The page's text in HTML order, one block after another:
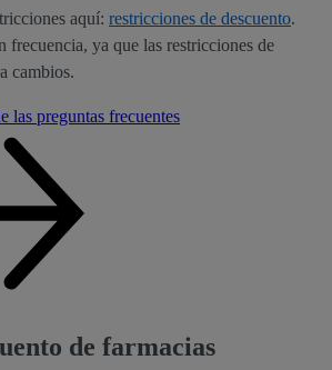
aquí: restricciones de descuento.
frecuencia, ya que las restricciones de
cambios.
las preguntas frecuentes
de farmacias